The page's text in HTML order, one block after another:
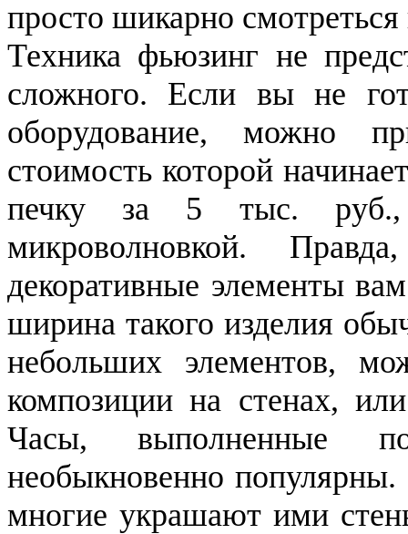
просто шикарно
Техника фьюзинг не
сложного. Если вы не
оборудование, можно
стоимость которой
печку за 5 тыс.
микроволновкой.
декоративные элементы
ширина такого изделия
небольших элементов,
композиции на стенах,
Часы, выполненные
необыкновенно
многие украшают ими